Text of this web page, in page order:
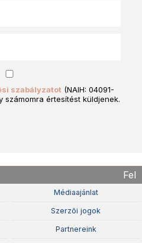
szabályzatot (NAIH: 04091-
számomra értesítést küldjenek.
Fel
Médiaajánlat
Szerzõi jogok
Partnereink